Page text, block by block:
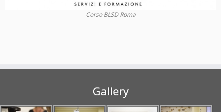
Corso BLSD Roma
Gallery